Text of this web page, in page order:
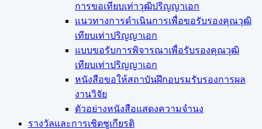
การขอเทียบเท่าวุฒิปริญญาเอก
แนวทางการดำเนินการเพื่อขอรับรองคุณวุฒิ
เทียบเท่าปริญญาเอก
แบบขอรับการพิจารณาเพื่อรับรองคุณวุฒิ
เทียบเท่าปริญญาเอก
หนังสือขอให้สถาบันฝึกอบรมรับรองการผล
งานวิจัย
ตัวอย่างหนังสือแสดงความจำนง
รางวัลและการเชิดชูเกียรติ